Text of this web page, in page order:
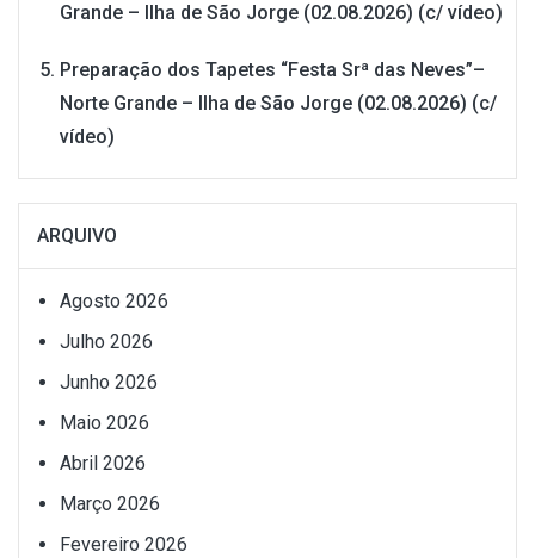
Grande – Ilha de São Jorge (02.08.2026) (c/ vídeo)
Preparação dos Tapetes “Festa Srª das Neves”–
Norte Grande – Ilha de São Jorge (02.08.2026) (c/
vídeo)
ARQUIVO
Agosto 2026
Julho 2026
Junho 2026
Maio 2026
Abril 2026
Março 2026
Fevereiro 2026